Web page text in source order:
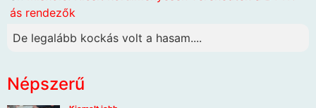
ás rendezők
De legalább kockás volt a hasam....
Népszerű